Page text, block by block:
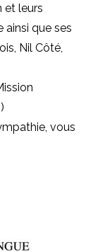
et leurs
ainsi que ses
Nil Côté,
vous